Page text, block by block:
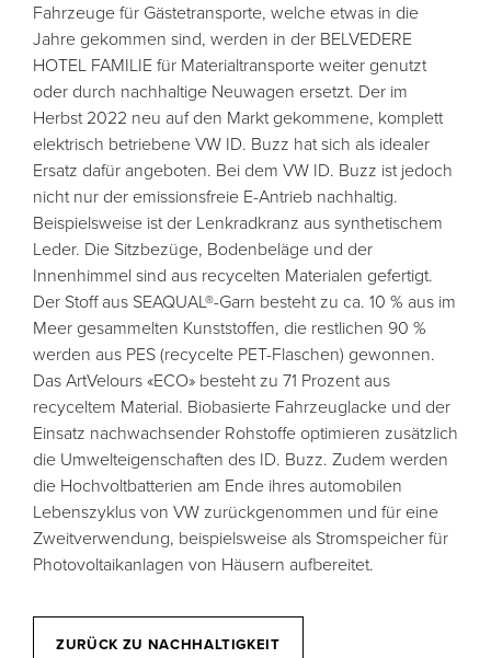
Fahrzeuge für Gästetransporte, welche etwas in die
Jahre gekommen sind, werden in der BELVEDERE
HOTEL FAMILIE für Materialtransporte weiter genutzt
oder durch nachhaltige Neuwagen ersetzt. Der im
Herbst 2022 neu auf den Markt gekommene, komplett
elektrisch betriebene VW ID. Buzz hat sich als idealer
Ersatz dafür angeboten. Bei dem VW ID. Buzz ist jedoch
nicht nur der emissionsfreie E-Antrieb nachhaltig.
Beispielsweise ist der Lenkradkranz aus synthetischem
Leder. Die Sitzbezüge, Bodenbeläge und der
Innenhimmel sind aus recycelten Materialen gefertigt.
Der Stoff aus SEAQUAL®-Garn besteht zu ca. 10 % aus im
Meer gesammelten Kunststoffen, die restlichen 90 %
werden aus PES (recycelte PET-Flaschen) gewonnen.
Das ArtVelours «ECO» besteht zu 71 Prozent aus
recyceltem Material. Biobasierte Fahrzeuglacke und der
Einsatz nachwachsender Rohstoffe optimieren zusätzlich
die Umwelteigenschaften des ID. Buzz. Zudem werden
die Hochvoltbatterien am Ende ihres automobilen
Lebenszyklus von VW zurückgenommen und für eine
Zweitverwendung, beispielsweise als Stromspeicher für
Photovoltaikanlagen von Häusern aufbereitet.
ZURÜCK ZU NACHHALTIGKEIT